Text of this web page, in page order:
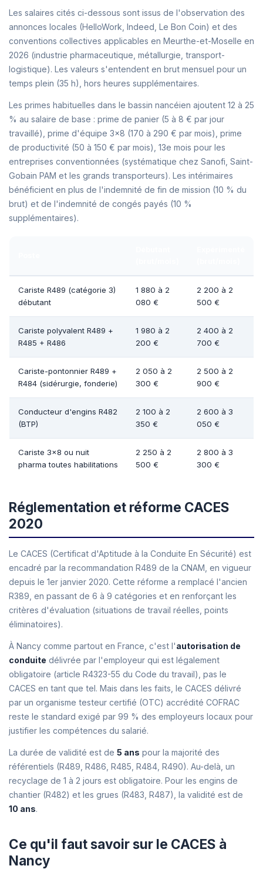
Les salaires cités ci-dessous sont issus de l'observation des
annonces locales (HelloWork, Indeed, Le Bon Coin) et des
conventions collectives applicables en Meurthe-et-Moselle en
2026 (industrie pharmaceutique, métallurgie, transport-
logistique). Les valeurs s'entendent en brut mensuel pour un
temps plein (35 h), hors heures supplémentaires.
Les primes habituelles dans le bassin nancéien ajoutent 12 à 25
% au salaire de base : prime de panier (5 à 8 € par jour
travaillé), prime d'équipe 3x8 (170 à 290 € par mois), prime
de productivité (50 à 150 € par mois), 13e mois pour les
entreprises conventionnées (systématique chez Sanofi, Saint-
Gobain PAM et les grands transporteurs). Les intérimaires
bénéficient en plus de l'indemnité de fin de mission (10 % du
brut) et de l'indemnité de congés payés (10 %
supplémentaires).
Cariste R489 (catégorie 3)
débutant
1 880 à 2
080 €
2 200 à 2
500 €
Cariste polyvalent R489 +
R485 + R486
1 980 à 2
200 €
2 400 à 2
700 €
Cariste-pontonnier R489 +
R484 (sidérurgie, fonderie)
2 050 à 2
300 €
2 500 à 2
900 €
Conducteur d'engins R482
(BTP)
2 100 à 2
350 €
2 600 à 3
050 €
Cariste 3x8 ou nuit
pharma toutes habilitations
2 250 à 2
500 €
2 800 à 3
300 €
Réglementation et réforme CACES
2020
Le CACES (Certificat d'Aptitude à la Conduite En Sécurité) est
encadré par la recommandation R489 de la CNAM, en vigueur
depuis le 1er janvier 2020. Cette réforme a remplacé l'ancien
R389, en passant de 6 à 9 catégories et en renforçant les
critères d'évaluation (situations de travail réelles, points
éliminatoires).
À Nancy comme partout en France, c'est l'autorisation de
conduite délivrée par l'employeur qui est légalement
obligatoire (article R4323-55 du Code du travail), pas le
CACES en tant que tel. Mais dans les faits, le CACES délivré
par un organisme testeur certifié (OTC) accrédité COFRAC
reste le standard exigé par 99 % des employeurs locaux pour
justifier les compétences du salarié.
La durée de validité est de 5 ans pour la majorité des
référentiels (R489, R486, R485, R484, R490). Au-delà, un
recyclage de 1 à 2 jours est obligatoire. Pour les engins de
chantier (R482) et les grues (R483, R487), la validité est de
10 ans.
Ce qu'il faut savoir sur le CACES à
Nancy